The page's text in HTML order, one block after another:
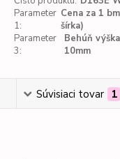
Parameter
1:
Cena za 1
šírka)
Parameter
3:
Behúň
10mm
Súvisiaci tovar 1